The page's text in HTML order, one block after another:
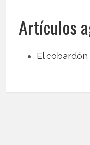
Artículos
El cobardón